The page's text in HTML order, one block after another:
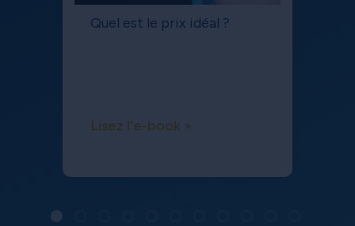
Quel est le prix idéal ?
Lisez l'e-book >